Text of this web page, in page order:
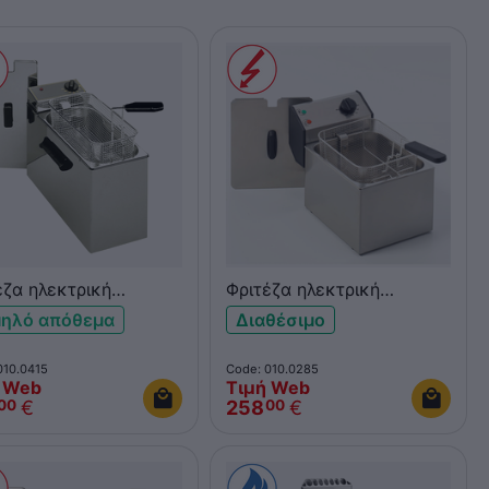
ηλεκτρική
5L ROLLER
RF5S
απόθεμα
€
Φριτέζα ηλεκτρική
επιτραπέζια 8L ROLLER
GRILL FD80
Διαθέσιμο
Code: 010.0285
Τιμή Web
25800 €